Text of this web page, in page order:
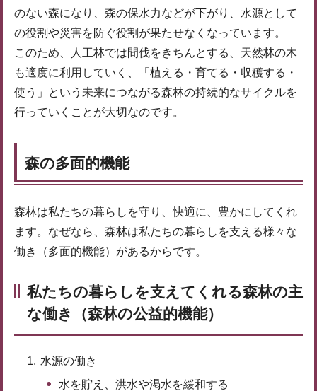
のない森になり、森の保水力などが下がり、水源として
の役割や災害を防ぐ役割が果たせなくなっています。
このため、人工林では間伐をきちんとする、天然林の木
も適度に利用していく、「植える・育てる・収穫する・
使う」という未来につながる森林の持続的なサイクルを
行っていくことが大切なのです。
森の多面的機能
森林は私たちの暮らしを守り、快適に、豊かにしてくれ
ます。なぜなら、森林は私たちの暮らしを支える様々な
働き（多面的機能）があるからです。
私たちの暮らしを支えてくれる森林の主
な働き（森林の公益的機能）
水源の働き
水を貯え、洪水や渇水を緩和する